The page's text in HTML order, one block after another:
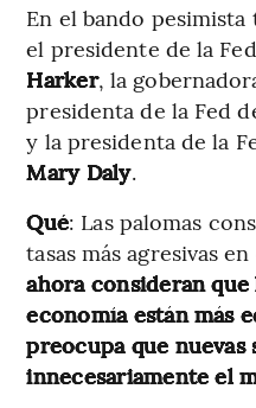
En el bando
el presidente de la
Harker, la
presidenta de la Fed
y la presidenta de la
Mary Daly.
Qué: Las palomas
tasas más agresivas
ahora consideran
economía están más
preocupa que nuevas
innecesariamente el